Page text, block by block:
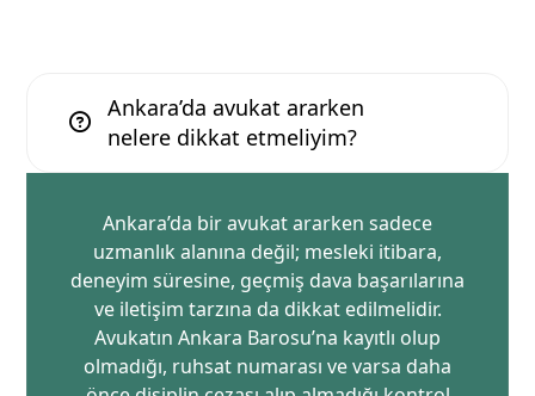
Ankara’da avukat ararken
nelere dikkat etmeliyim?
Ankara’da bir avukat ararken sadece
uzmanlık alanına değil; mesleki itibara,
deneyim süresine, geçmiş dava başarılarına
ve iletişim tarzına da dikkat edilmelidir.
Avukatın Ankara Barosu’na kayıtlı olup
olmadığı, ruhsat numarası ve varsa daha